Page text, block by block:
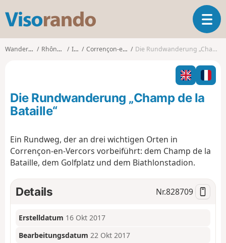
s
o
o
T
o
l
n
t
n
Wanderungen Rhône-Alpes Isère Corrençon-en-Vercors Die Rundwanderung „Champ de la Bataille“
Die Rundwanderung „Champ de la
Bataille“
Ein Rundweg, der an drei wichtigen Orten in
Corrençon-en-Vercors vorbeiführt: dem Champ de la
Bataille, dem Golfplatz und dem Biathlonstadion.
Details Nr.828709
Erstelldatum 16 Okt 2017
Bearbeitungsdatum 22 Okt 2017